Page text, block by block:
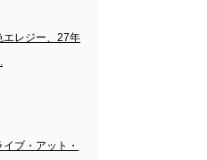
エレジー、27年
イブ・アット・